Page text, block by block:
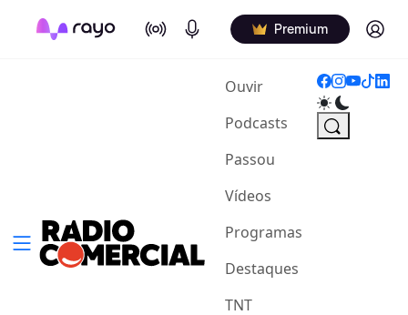
On Air Podcasts Premium Log in
Ouvir(current)
Podcasts
Passou
Vídeos
Programas
Destaques
TNT